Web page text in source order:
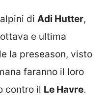
di Adi Hutter,
e ultima
la preseason, visto
faranno il loro
contro il Le Havre.